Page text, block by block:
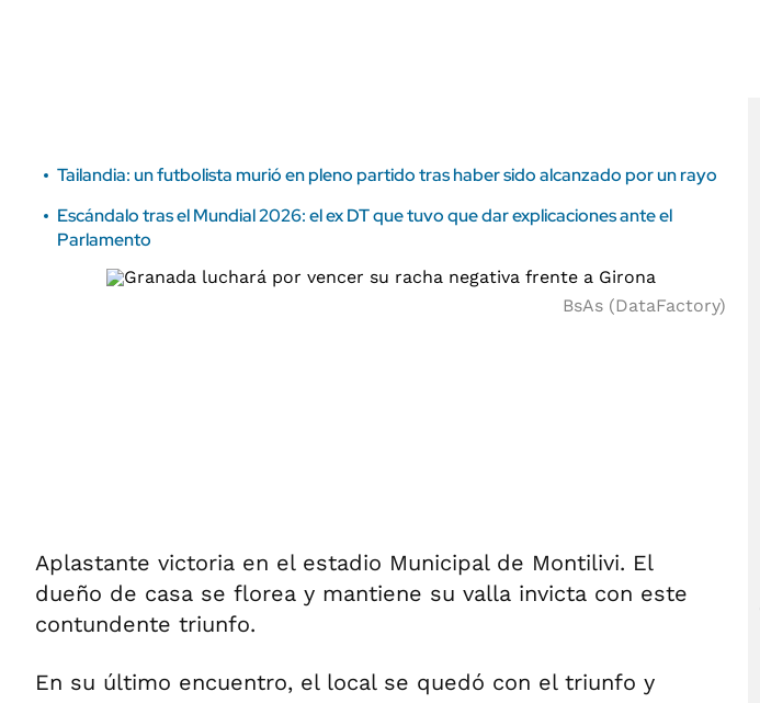
Tailandia: un futbolista murió en pleno partido tras haber sido alcanzado por un rayo
Escándalo tras el Mundial 2026: el ex DT que tuvo que dar explicaciones ante el
Parlamento
BsAs (DataFactory)
Aplastante victoria en el estadio Municipal de Montilivi. El
dueño de casa se florea y mantiene su valla invicta con este
contundente triunfo.
En su último encuentro, el local se quedó con el triunfo y